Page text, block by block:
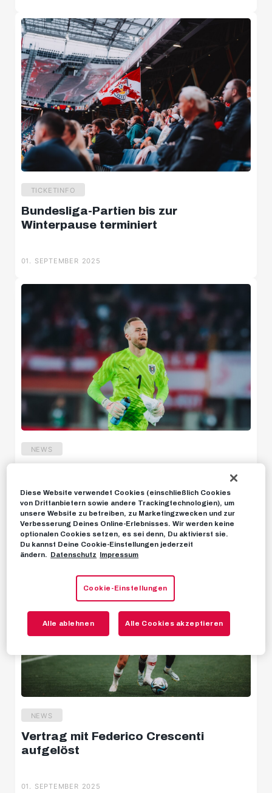
U8
U9
U12 Süd
U14 Süd
U18w
News
Highlights
Stimmen
Hinter den Kulissen
Livestreams
TICKETINFO
Bundesliga-Partien bis zur
Winterpause terminiert
01. SEPTEMBER 2025
NEWS
01. SEPTEMBER 2025
NEWS
Vertrag mit Federico Crescenti
aufgelöst
01. SEPTEMBER 2025
Diese Website verwendet Cookies (einschließlich Cookies
von Drittanbietern sowie andere Trackingtechnologien), um
unsere Website zu betreiben, zu Marketingzwecken und zur
Verbesserung Deines Online-Erlebnisses. Wir werden keine
optionalen Cookies setzen, es sei denn, Du aktivierst sie.
Du kannst Deine Cookie-Einstellungen jederzeit
ändern. Datenschutz Impressum
Cookie-Einstellungen
Alle ablehnen Alle Cookies akzeptieren